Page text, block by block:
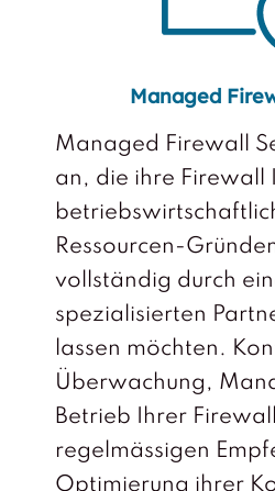
Managed
Managed Firewall
an, die ihre Firewall
Ressourcen-
vollständig durch
spezialisierten
lassen möchten.
Überwachung,
Betrieb Ihrer
regelmässigen
Optimierung ihrer